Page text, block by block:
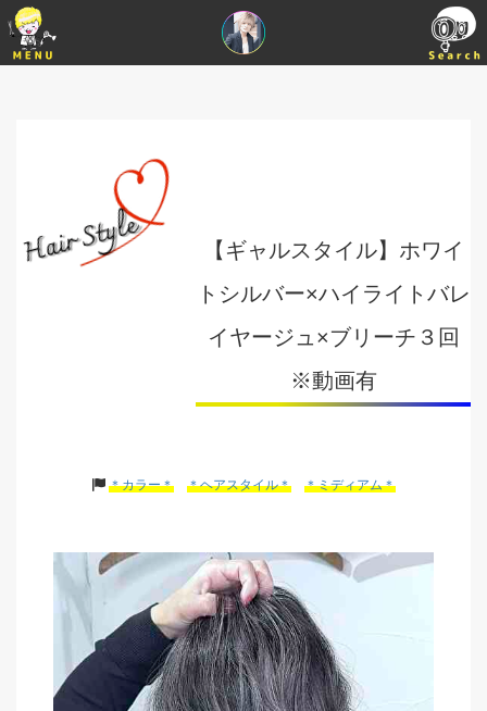
【ギャルスタイル】ホワイ
トシルバー×ハイライトバレ
イヤージュ×ブリーチ３回
※動画有
＊カラー＊ ＊ヘアスタイル＊ ＊ミディアム＊